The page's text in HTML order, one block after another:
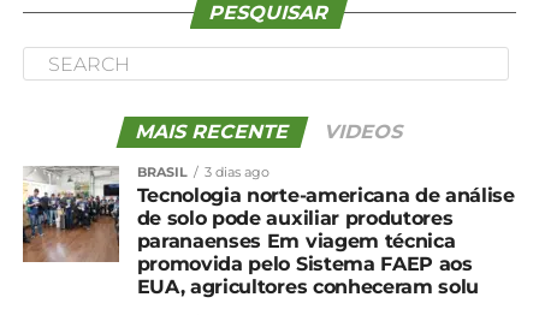
PESQUISAR
MAIS RECENTE VIDEOS
BRASIL 3 dias ago
Tecnologia norte-americana de análise
de solo pode auxiliar produtores
paranaenses Em viagem técnica
promovida pelo Sistema FAEP aos
EUA, agricultores conheceram solu